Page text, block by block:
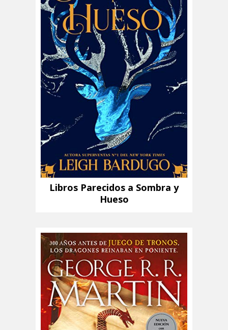
Libros Parecidos a Sombra y
Hueso